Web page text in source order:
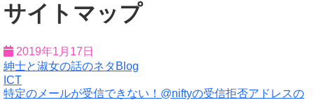
サイトマップ
2019年1月17日
紳士と淑女の話のネタBlog
ICT
特定のメールが受信できない！@niftyの受信拒否アドレスの